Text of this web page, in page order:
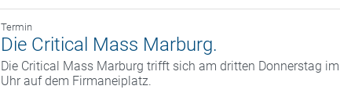
Termin
Die Critical Mass Marburg.
Die Critical Mass Marburg trifft sich am dritten Donnerstag
Uhr auf dem Firmaneiplatz.